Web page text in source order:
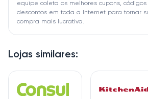
Lojas similares:
equipe coleta os melhores cupons, códigos
descontos em toda a Internet para tornar
compra mais lucrativa.